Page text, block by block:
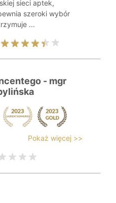
sieci aptek,
szeroki wybór
...
- mgr
Pokaż więcej >>